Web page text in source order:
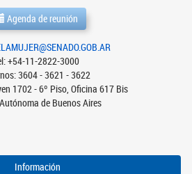
Agenda de reunión
+54-11-2822-3000
3604 - 3621 - 3622
1702 - 6º Piso, Oficina 617 Bis
de Buenos Aires
Información